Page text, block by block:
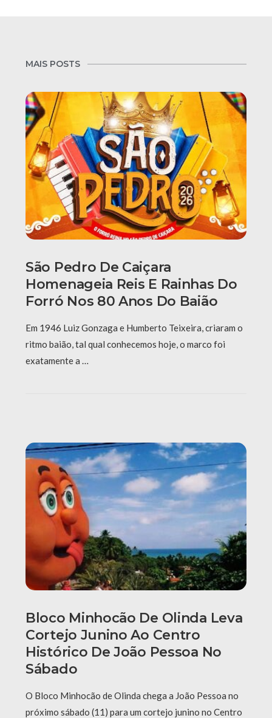
MAIS POSTS
São Pedro De Caiçara
Homenageia Reis E Rainhas Do
Forró Nos 80 Anos Do Baião
Em 1946 Luiz Gonzaga e Humberto Teixeira, criaram o
ritmo baião, tal qual conhecemos hoje, o marco foi
exatamente a …
Bloco Minhocão De Olinda Leva
Cortejo Junino Ao Centro
Histórico De João Pessoa No
Sábado
O Bloco Minhocão de Olinda chega a João Pessoa no
próximo sábado (11) para um cortejo junino no Centro